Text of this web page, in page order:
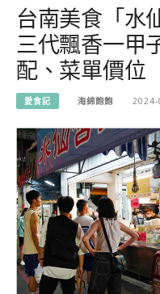
台南美食「水
三代飄香一甲
配、菜單價位
愛食記 海綿飽飽